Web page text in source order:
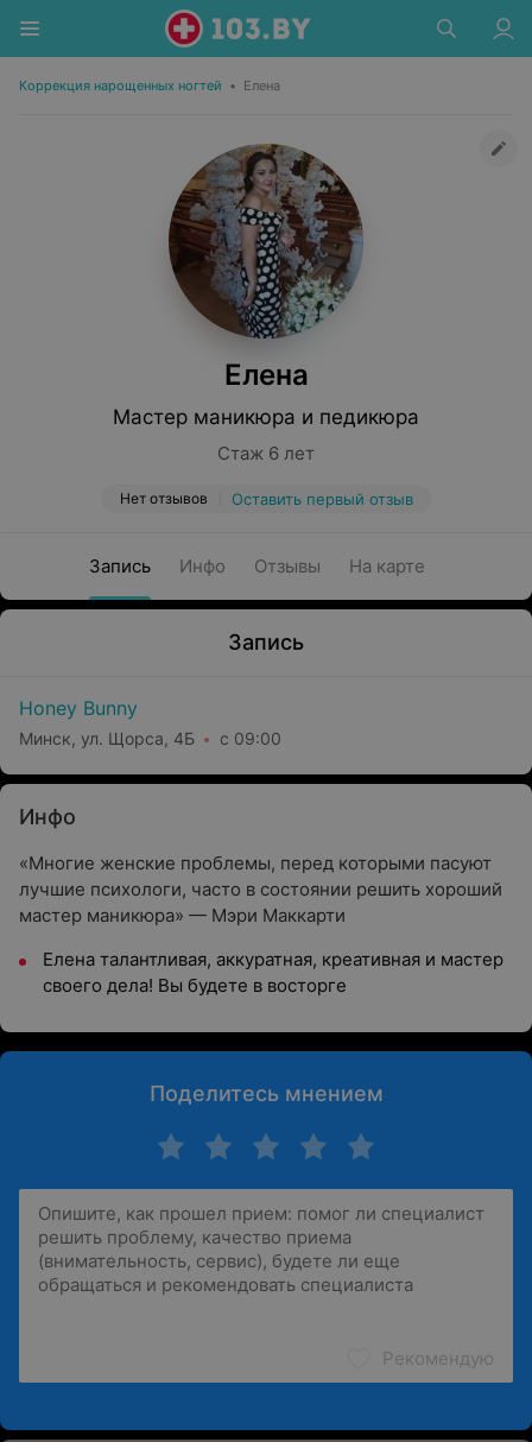
Коррекция нарощенных ногтей • Елена
Елена
Мастер маникюра и педикюра
Стаж 6 лет
Нет отзывов Оставить первый отзыв
Запись Инфо Отзывы На карте
Запись
Honey Bunny
Минск, ул. Щорса, 4Б с 09:00
Инфо
«Многие женские проблемы, перед которыми пасуют
лучшие психологи, часто в состоянии решить хороший
мастер маникюра» — Мэри Маккарти
Елена талантливая, аккуратная, креативная и мастер
своего дела! Вы будете в восторге
Поделитесь мнением
Рекомендую